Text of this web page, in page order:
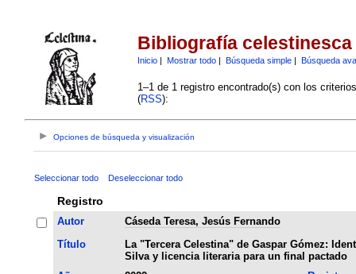
Bibliografía celestinesca
Inicio| Mostrar todo| Búsqueda simple| Búsqueda
1–1 de 1 registro encontrado(s) con los
(RSS):
Opciones de búsqueda y visualización
Seleccionar todo Deseleccionar todo
Registro
Autor
Cáseda Teresa, Jesús Fernando
Título
La "Tercera Celestina" de Gaspar Gómez:
Silva y licencia literaria para un final pactado